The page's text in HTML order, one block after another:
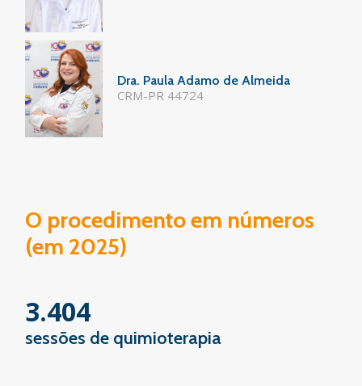
Dra. Paula Adamo de Almeida
CRM-PR 44724
O procedimento em números
(em 2025)
3.404
sessões de quimioterapia